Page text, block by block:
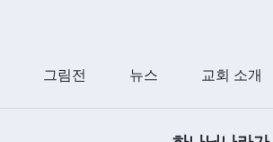
그림전 뉴스 교회 소개